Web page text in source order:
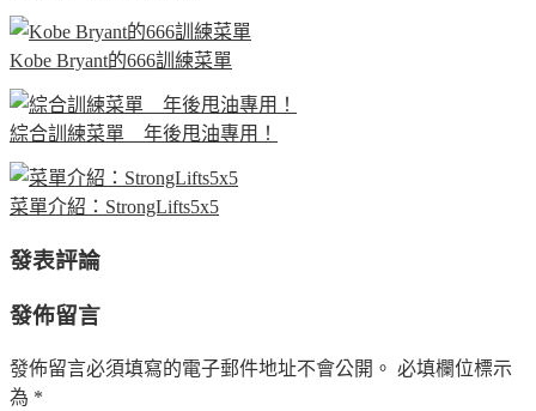
Kobe Bryant的666訓練菜單
綜合訓練菜單 年後甩油專用！
菜單介紹：StrongLifts5x5
發表評論
發佈留言
發佈留言必須填寫的電子郵件地址不會公開。 必填欄位標示
為 *